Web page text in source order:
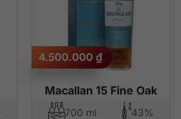
Macallan 15 Fine Oak
4.500.000 ₫
700 ml 43%